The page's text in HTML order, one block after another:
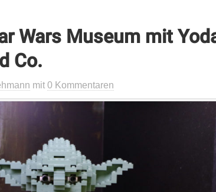
Wars Museum mit
Co.
mit 0 Kommentaren